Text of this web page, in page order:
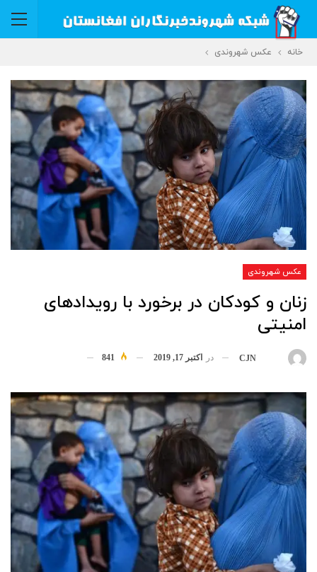
خانه عکس شهروندی
عکس شهروندی
زنان و کودکان در برخورد با رویدادهای
امنیتی
CJN در اکتبر 17, 2019 841